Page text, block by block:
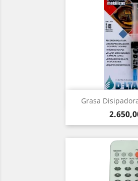
Grasa
Precio
Vista